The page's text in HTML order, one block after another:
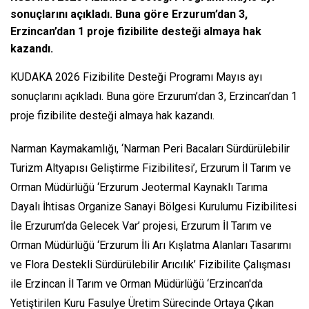
sonuçlarını açıkladı. Buna göre Erzurum’dan 3,
Erzincan’dan 1 proje fizibilite desteği almaya hak
kazandı.
KUDAKA 2026 Fizibilite Desteği Programı Mayıs ayı
sonuçlarını açıkladı. Buna göre Erzurum’dan 3, Erzincan’dan 1
proje fizibilite desteği almaya hak kazandı.
Narman Kaymakamlığı, ‘Narman Peri Bacaları Sürdürülebilir
Turizm Altyapısı Geliştirme Fizibilitesi’, Erzurum İl Tarım ve
Orman Müdürlüğü ‘Erzurum Jeotermal Kaynaklı Tarıma
Dayalı İhtisas Organize Sanayi Bölgesi Kurulumu Fizibilitesi
İle Erzurum’da Gelecek Var’ projesi, Erzurum İl Tarım ve
Orman Müdürlüğü ‘Erzurum İli Arı Kışlatma Alanları Tasarımı
ve Flora Destekli Sürdürülebilir Arıcılık’ Fizibilite Çalışması
ile Erzincan İl Tarım ve Orman Müdürlüğü ‘Erzincan'da
Yetiştirilen Kuru Fasulye Üretim Sürecinde Ortaya Çıkan